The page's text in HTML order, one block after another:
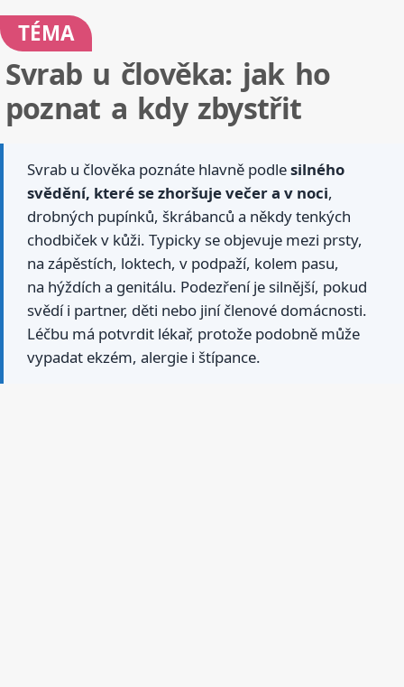
TÉMA
Svrab u člověka: jak ho
poznat a kdy zbystřit
Svrab u člověka poznáte hlavně podlesilného
svědění, které se zhoršuje večer a v noci,
drobných pupínků, škrábanců a někdy tenkých
chodbiček v kůži. Typicky se objevuje mezi prsty,
na zápěstích, loktech, v podpaží, kolem pasu,
na hýždích a genitálu. Podezření je silnější, pokud
svědí i partner, děti nebo jiní členové domácnosti.
Léčbu má potvrdit lékař, protože podobně může
vypadat ekzém, alergie i štípance.